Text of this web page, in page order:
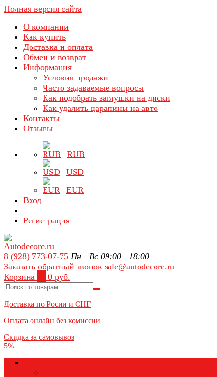
Полная версия сайта
О компании
Как купить
Доставка и оплата
Обмен и возврат
Информация
Условия продажи
Часто задаваемые вопросы
Как подобрать заглушки на диски
Как удалить царапины на авто
Контакты
Отзывы
RUB
USD
EUR
Вход
Регистрация
8 (928) 773-07-75 Пн—Вс 09:00—18:00
Заказать обратный звонок sale@autodecore.ru
Корзина
0 руб.
Доставка по Росии и СНГ
Оплата онлайн без комиссии
Скидка за самовывоз
5%